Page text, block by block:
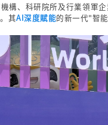
構、科研院所及行業領軍
其AI深度賦能的新一代"智